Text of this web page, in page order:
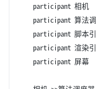
    participant 相机
participant 算法
participant 脚本
participant 渲染
    participant 屏幕